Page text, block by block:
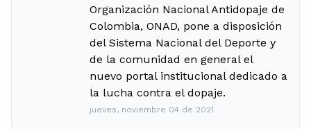
Organización Nacional Antidopaje de
Colombia, ONAD, pone a disposición
del Sistema Nacional del Deporte y
de la comunidad en general el
nuevo portal institucional dedicado a
la lucha contra el dopaje.
jueves, noviembre 04 de 2021